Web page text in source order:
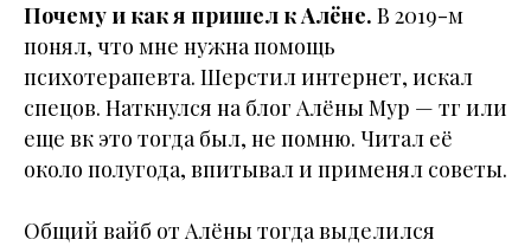
Почему и как я пришел к Алёне. В 2019-м
понял, что мне нужна помощь
психотерапевта. Шерстил интернет, искал
спецов. Наткнулся на блог Алёны Мур — тг или
еще вк это тогда был, не помню. Читал её
около полугода, впитывал и применял советы.
Общий вайб от Алёны тогда выделился